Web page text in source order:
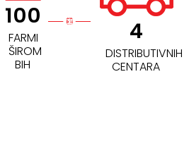
100
FARMI
ŠIROM
BIH
4
DISTRIBUTIVNIH
CENTARA